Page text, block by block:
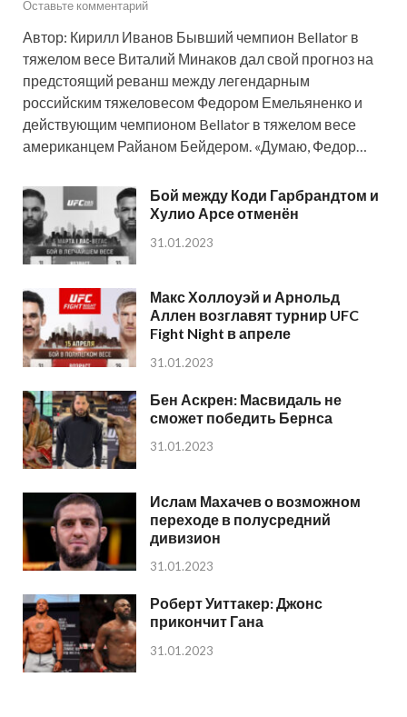
Оставьте комментарий
Автор: Кирилл Иванов Бывший чемпион Bellator в
тяжелом весе Виталий Минаков дал свой прогноз на
предстоящий реванш между легендарным
российским тяжеловесом Федором Емельяненко и
действующим чемпионом Bellator в тяжелом весе
американцем Райаном Бейдером. «Думаю, Федор…
Бой между Коди Гарбрандтом и
Хулио Арсе отменён
31.01.2023
Макс Холлоуэй и Арнольд
Аллен возглавят турнир UFC
Fight Night в апреле
31.01.2023
Бен Аскрен: Масвидаль не
сможет победить Бернса
31.01.2023
Ислам Махачев о возможном
переходе в полусредний
дивизион
31.01.2023
Роберт Уиттакер: Джонс
прикончит Гана
31.01.2023